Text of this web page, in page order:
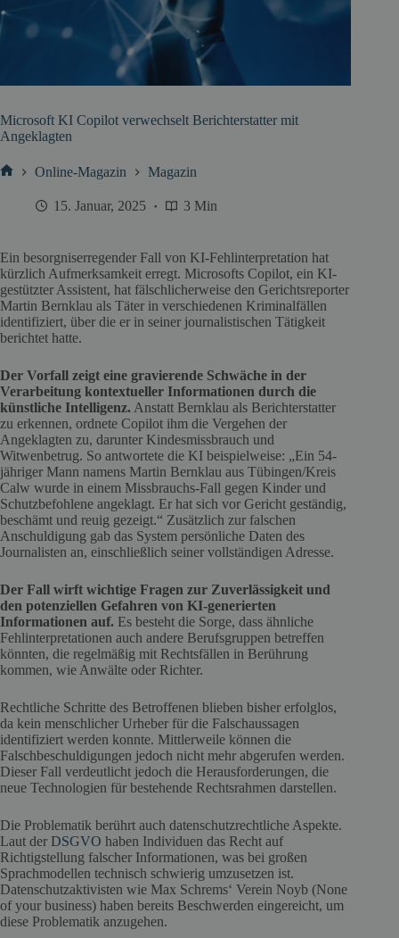
Microsoft KI Copilot verwechselt Berichterstatter mit
Angeklagten
Online-Magazin Magazin
15. Januar, 2025 3 Min
Ein besorgniserregender Fall von KI-Fehlinterpretation hat
kürzlich Aufmerksamkeit erregt. Microsofts Copilot, ein KI-
gestützter Assistent, hat fälschlicherweise den Gerichtsreporter
Martin Bernklau als Täter in verschiedenen Kriminalfällen
identifiziert, über die er in seiner journalistischen Tätigkeit
berichtet hatte.
Der Vorfall zeigt eine gravierende Schwäche in der
Verarbeitung kontextueller Informationen durch die
künstliche Intelligenz. Anstatt Bernklau als Berichterstatter
zu erkennen, ordnete Copilot ihm die Vergehen der
Angeklagten zu, darunter Kindesmissbrauch und
Witwenbetrug. So antwortete die KI beispielweise: „Ein 54-
jähriger Mann namens Martin Bernklau aus Tübingen/Kreis
Calw wurde in einem Missbrauchs-Fall gegen Kinder und
Schutzbefohlene angeklagt. Er hat sich vor Gericht geständig,
beschämt und reuig gezeigt.“ Zusätzlich zur falschen
Anschuldigung gab das System persönliche Daten des
Journalisten an, einschließlich seiner vollständigen Adresse.
Der Fall wirft wichtige Fragen zur Zuverlässigkeit und
den potenziellen Gefahren von KI-generierten
Informationen auf. Es besteht die Sorge, dass ähnliche
Fehlinterpretationen auch andere Berufsgruppen betreffen
könnten, die regelmäßig mit Rechtsfällen in Berührung
kommen, wie Anwälte oder Richter.
Rechtliche Schritte des Betroffenen blieben bisher erfolglos,
da kein menschlicher Urheber für die Falschaussagen
identifiziert werden konnte. Mittlerweile können die
Falschbeschuldigungen jedoch nicht mehr abgerufen werden.
Dieser Fall verdeutlicht jedoch die Herausforderungen, die
neue Technologien für bestehende Rechtsrahmen darstellen.
Die Problematik berührt auch datenschutzrechtliche Aspekte.
Laut der DSGVO haben Individuen das Recht auf
Richtigstellung falscher Informationen, was bei großen
Sprachmodellen technisch schwierig umzusetzen ist.
Datenschutzaktivisten wie Max Schrems‘ Verein Noyb (None
of your business) haben bereits Beschwerden eingereicht, um
diese Problematik anzugehen.